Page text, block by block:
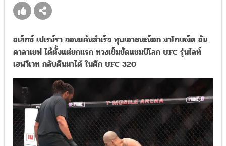
อเล็กซ์ เปเรย์รา ถอนแค้นสำเร็จ ทุบเอาชนะน็อก มาโกเหม็ด อัน
คาลาเยฟ ได้ตั้งแต่ยกแรก ทวงเข็มขัดแชมป์โลก UFC รุ่นไลท์
เฮฟวีเวท กลับคืนมาได้ ในศึก UFC 320